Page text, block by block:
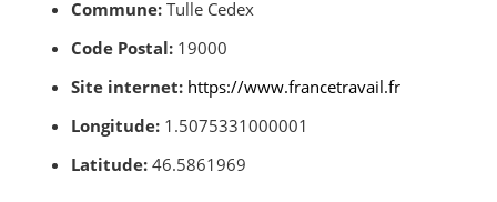
Commune: Tulle Cedex
Code Postal: 19000
Site internet: https://www.francetravail.fr
Longitude: 1.5075331000001
Latitude: 46.5861969